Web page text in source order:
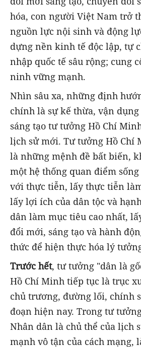
hóa, con người Việt Nam trở
nguồn lực nội sinh và động
dựng nền kinh tế độc lập, tự
nhập quốc tế sâu rộng; cung
ninh vững mạnh.
Nhìn sâu xa, những định
chính là sự kế thừa, vận
sáng tạo tư tưởng Hồ Chí
lịch sử mới. Tư tưởng Hồ Chí
là những mệnh đề bất biến,
một hệ thống quan điểm
với thực tiễn, lấy thực tiễn
lấy lợi ích của dân tộc và
dân làm mục tiêu cao nhất,
đổi mới, sáng tạo và hành
thức để hiện thực hóa lý
Trước hết, tư tưởng "dân là
Hồ Chí Minh tiếp tục là trục
chủ trương, đường lối, chính
đoạn hiện nay. Trong tư
Nhân dân là chủ thể của lịch
mạnh vô tận của cách mạng,